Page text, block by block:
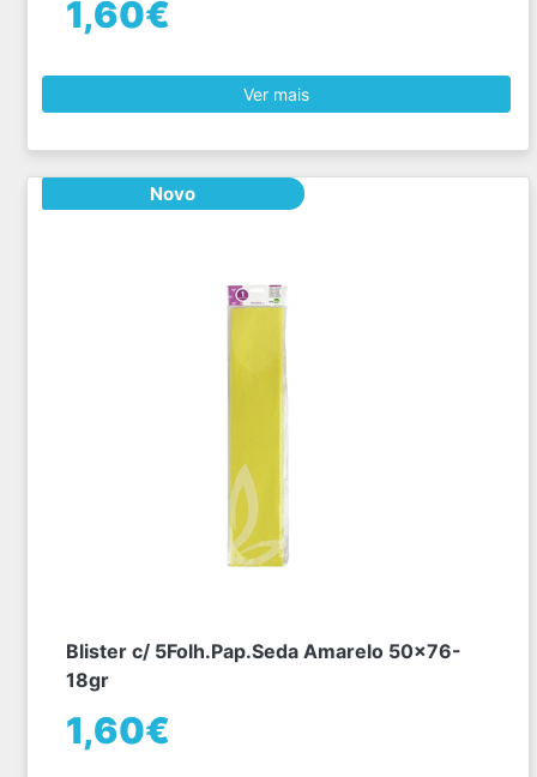
1,60€
Ver mais
Novo
Blister c/ 5Folh.Pap.Seda Amarelo 50x76-
18gr
1,60€